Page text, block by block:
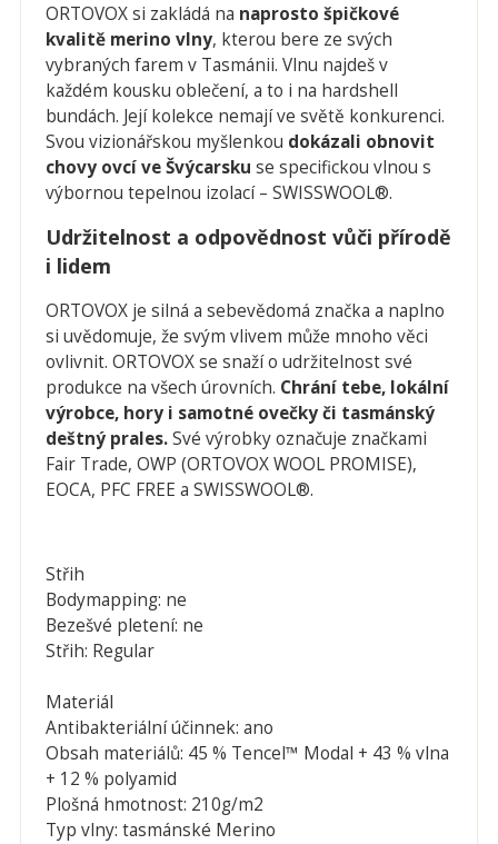
ORTOVOX si zakládá na naprosto špičkové
kvalitě merino vlny, kterou bere ze svých
vybraných farem v Tasmánii. Vlnu najdeš v
každém kousku oblečení, a to i na hardshell
bundách. Její kolekce nemají ve světě konkurenci.
Svou vizionářskou myšlenkou dokázali obnovit
chovy ovcí ve Švýcarsku se specifickou vlnou s
výbornou tepelnou izolací – SWISSWOOL®.
Udržitelnost a odpovědnost vůči přírodě
i lidem
ORTOVOX je silná a sebevědomá značka a naplno
si uvědomuje, že svým vlivem může mnoho věci
ovlivnit. ORTOVOX se snaží o udržitelnost své
produkce na všech úrovních. Chrání tebe, lokální
výrobce, hory i samotné ovečky či tasmánský
deštný prales.Své výrobky označuje značkami
Fair Trade, OWP (ORTOVOX WOOL PROMISE),
EOCA, PFC FREE a SWISSWOOL®.
Střih
Bodymapping: ne
Bezešvé pletení: ne
Střih: Regular
Materiál
Antibakteriální účinnek: ano
Obsah materiálů: 45 % Tencel™ Modal + 43 % vlna
+ 12 % polyamid
Plošná hmotnost: 210g/m2
Typ vlny: tasmánské Merino